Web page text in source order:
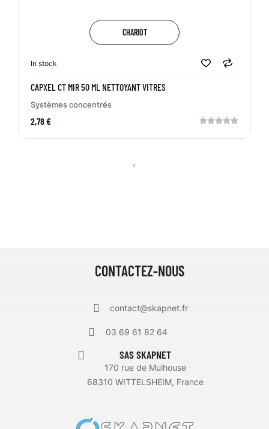
CHARIOT
In stock
CAPXEL CT MIR 50 ML NETTOYANT VITRES
Systèmes concentrés
2,78 €
CONTACTEZ-NOUS
contact@skapnet.fr
03 69 61 82 64
SAS SKAPNET
170 rue de Mulhouse
68310 WITTELSHEIM, France